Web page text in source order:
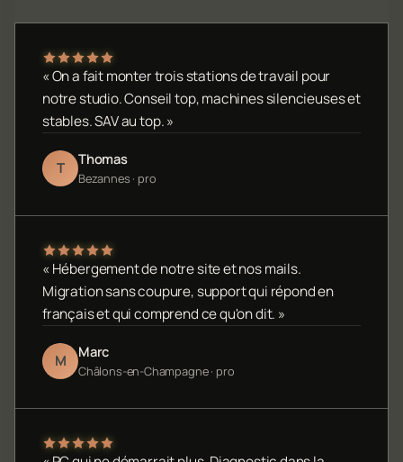
« On a fait monter trois stations de travail pour
notre studio. Conseil top, machines silencieuses et
stables. SAV au top. »
T Thomas
Bezannes · pro
« Hébergement de notre site et nos mails.
Migration sans coupure, support qui répond en
français et qui comprend ce qu'on dit. »
M Marc
Châlons-en-Champagne · pro